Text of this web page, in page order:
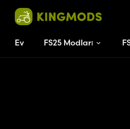
Ev FS25 Modları